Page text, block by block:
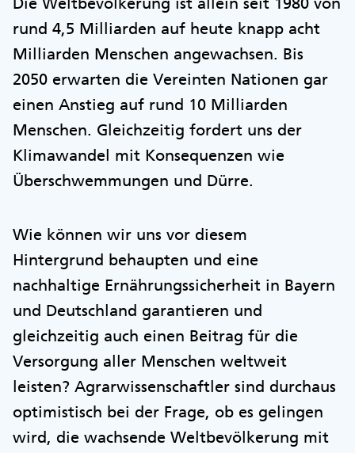
rund 4,5 Milliarden auf heute knapp acht
Milliarden Menschen angewachsen. Bis
2050 erwarten die Vereinten Nationen gar
einen Anstieg auf rund 10 Milliarden
Menschen. Gleichzeitig fordert uns der
Klimawandel mit Konsequenzen wie
Überschwemmungen und Dürre.
Wie können wir uns vor diesem
Hintergrund behaupten und eine
nachhaltige Ernährungssicherheit in Bayern
und Deutschland garantieren und
gleichzeitig auch einen Beitrag für die
Versorgung aller Menschen weltweit
leisten? Agrarwissenschaftler sind durchaus
optimistisch bei der Frage, ob es gelingen
wird, die wachsende Weltbevölkerung mit